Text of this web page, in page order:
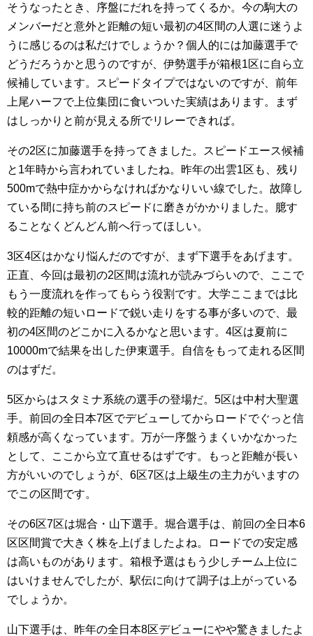
そうなったとき、序盤にだれを持ってくるか。今の駒大の
メンバーだと意外と距離の短い最初の4区間の人選に迷うよ
うに感じるのは私だけでしょうか？個人的には加藤選手で
どうだろうかと思うのですが、伊勢選手が箱根1区に自ら立
候補しています。スピードタイプではないのですが、前年
上尾ハーフで上位集団に食いついた実績はあります。まず
はしっかりと前が見える所でリレーできれば。
その2区に加藤選手を持ってきました。スピードエース候補
と1年時から言われていましたね。昨年の出雲1区も、残り
500mで熱中症かからなければかなりいい線でした。故障し
ている間に持ち前のスピードに磨きがかかりました。臆す
ることなくどんどん前へ行ってほしい。
3区4区はかなり悩んだのですが、まず下選手をあげます。
正直、今回は最初の2区間は流れが読みづらいので、ここで
もう一度流れを作ってもらう役割です。大学ここまでは比
較的距離の短いロードで鋭い走りをする事が多いので、最
初の4区間のどこかに入るかなと思います。4区は夏前に
10000mで結果を出した伊東選手。自信をもって走れる区間
のはずだ。
5区からはスタミナ系統の選手の登場だ。5区は中村大聖選
手。前回の全日本7区でデビューしてからロードでぐっと信
頼感が高くなっています。万が一序盤うまくいかなかった
として、ここから立て直せるはずです。もっと距離が長い
方がいいのでしょうが、6区7区は上級生の主力がいますの
でこの区間です。
その6区7区は堀合・山下選手。堀合選手は、前回の全日本6
区区間賞で大きく株を上げましたよね。ロードでの安定感
は高いものがあります。箱根予選はもう少しチーム上位に
はいけませんでしたが、駅伝に向けて調子は上がっている
でしょうか。
山下選手は、昨年の全日本8区デビューにやや驚きましたよ